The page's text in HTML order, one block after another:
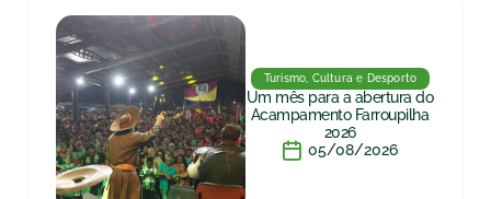
Turismo, Cultura e Desporto
Um mês para a abertura do
Acampamento Farroupilha
2026
05/08/2026